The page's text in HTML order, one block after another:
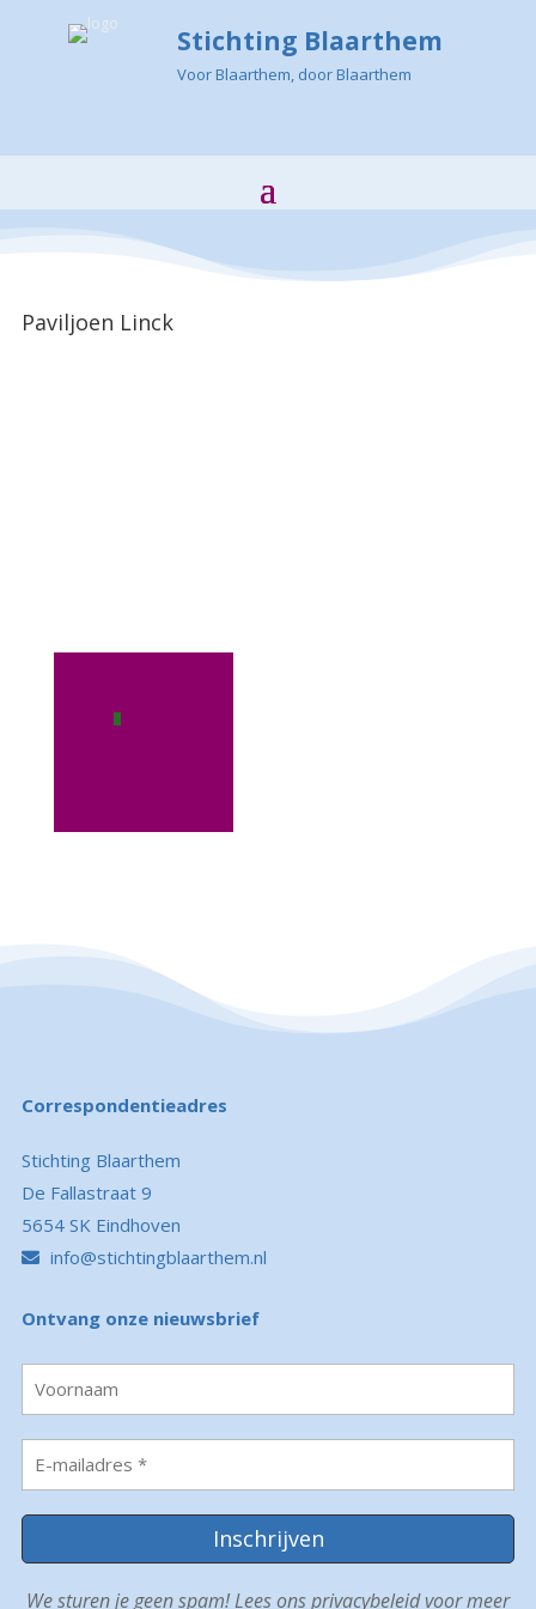
Stichting Blaarthem
Voor Blaarthem, door Blaarthem
Paviljoen Linck
Correspondentieadres
Stichting Blaarthem
De Fallastraat 9
5654 SK Eindhoven
info@stichtingblaarthem.nl
Ontvang onze nieuwsbrief
We sturen je geen spam! Lees onsprivacybeleidvoor meer